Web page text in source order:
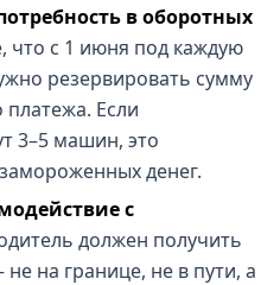
в оборотных
что с 1 июня под каждую
резервировать сумму
Если
3–5 машин, это
денег.
с
должен получить
не на границе, не в пути, а